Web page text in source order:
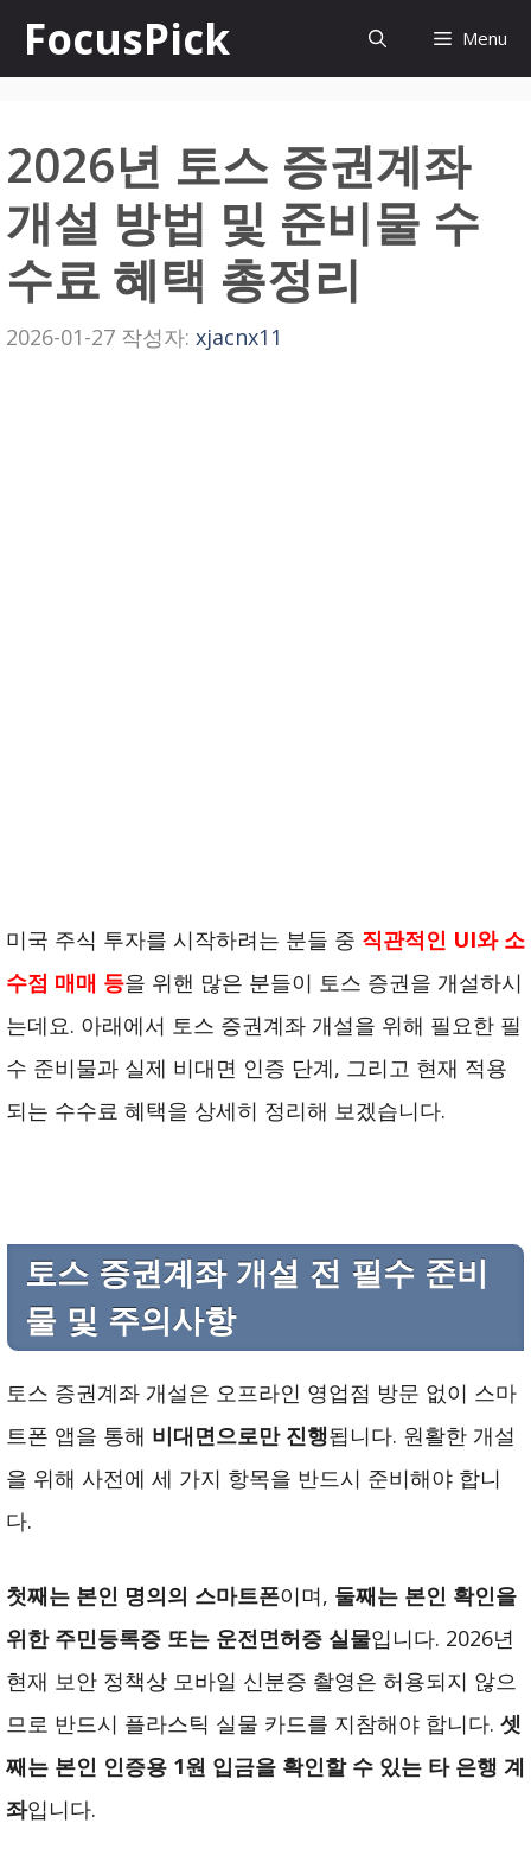
로
건
너
뛰
FocusPick Menu
2026년 토스 증권계좌
개설 방법 및 준비물 수
수료 혜택 총정리
2026-01-27 작성자: xjacnx11
미국 주식 투자를 시작하려는 분들 중 직관적인 UI와 소
수점 매매 등을 위핸 많은 분들이 토스 증권을 개설하시
는데요. 아래에서 토스 증권계좌 개설을 위해 필요한 필
수 준비물과 실제 비대면 인증 단계, 그리고 현재 적용
되는 수수료 혜택을 상세히 정리해 보겠습니다.
토스 증권계좌 개설 전 필수 준비
물 및 주의사항
토스 증권계좌 개설은 오프라인 영업점 방문 없이 스마
트폰 앱을 통해 비대면으로만 진행됩니다. 원활한 개설
을 위해 사전에 세 가지 항목을 반드시 준비해야 합니
다.
첫째는 본인 명의의 스마트폰이며, 둘째는 본인 확인을
위한 주민등록증 또는 운전면허증 실물입니다. 2026년
현재 보안 정책상 모바일 신분증 촬영은 허용되지 않으
므로 반드시 플라스틱 실물 카드를 지참해야 합니다. 셋
째는 본인 인증용 1원 입금을 확인할 수 있는 타 은행 계
좌입니다.